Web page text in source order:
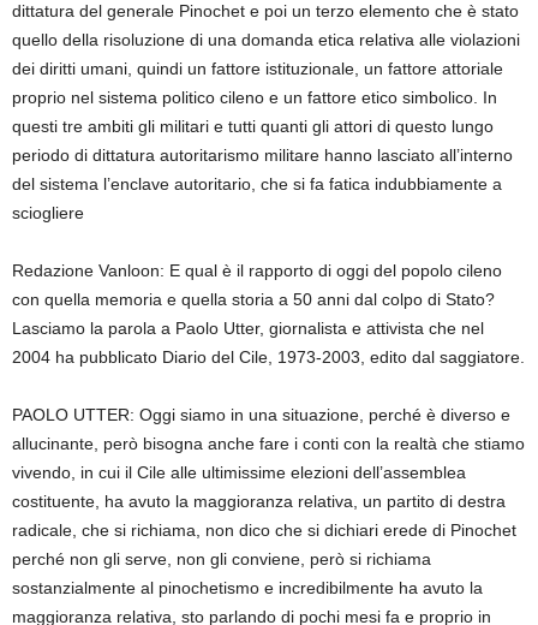
dittatura del generale Pinochet e poi un terzo elemento che è stato
quello della risoluzione di una domanda etica relativa alle violazioni
dei diritti umani, quindi un fattore istituzionale, un fattore attoriale
proprio nel sistema politico cileno e un fattore etico simbolico. In
questi tre ambiti gli militari e tutti quanti gli attori di questo lungo
periodo di dittatura autoritarismo militare hanno lasciato all’interno
del sistema l’enclave autoritario, che si fa fatica indubbiamente a
sciogliere
Redazione Vanloon: E qual è il rapporto di oggi del popolo cileno
con quella memoria e quella storia a 50 anni dal colpo di Stato?
Lasciamo la parola a Paolo Utter, giornalista e attivista che nel
2004 ha pubblicato Diario del Cile, 1973-2003, edito dal saggiatore.
PAOLO UTTER: Oggi siamo in una situazione, perché è diverso e
allucinante, però bisogna anche fare i conti con la realtà che stiamo
vivendo, in cui il Cile alle ultimissime elezioni dell’assemblea
costituente, ha avuto la maggioranza relativa, un partito di destra
radicale, che si richiama, non dico che si dichiari erede di Pinochet
perché non gli serve, non gli conviene, però si richiama
sostanzialmente al pinochetismo e incredibilmente ha avuto la
maggioranza relativa, sto parlando di pochi mesi fa e proprio in